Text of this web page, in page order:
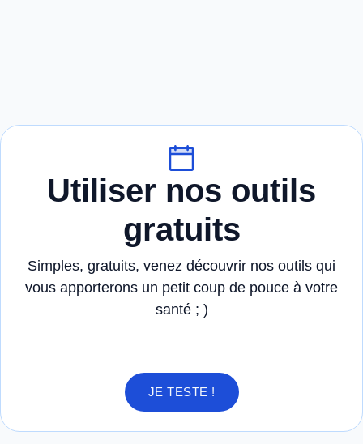
Utiliser nos outils
gratuits
Simples, gratuits, venez découvrir nos outils qui
vous apporterons un petit coup de pouce à votre
santé ; )
JE TESTE !